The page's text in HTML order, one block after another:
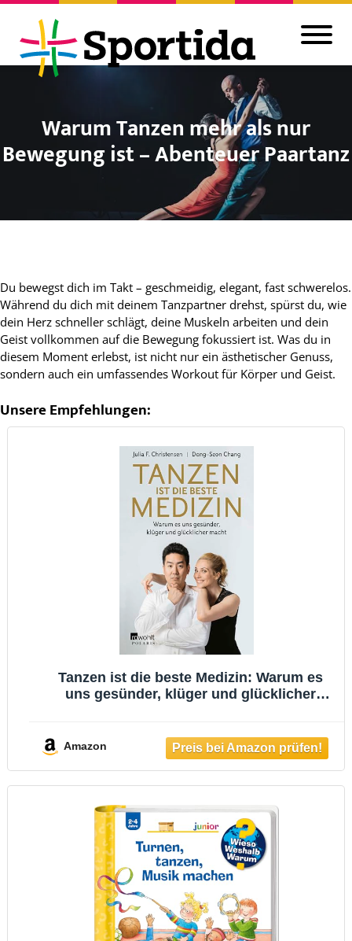
Warum Tanzen mehr als nur
Bewegung ist – Abenteuer Paartanz
Du bewegst dich im Takt – geschmeidig, elegant, fast schwerelos.
Während du dich mit deinem Tanzpartner drehst, spürst du, wie
dein Herz schneller schlägt, deine Muskeln arbeiten und dein
Geist vollkommen auf die Bewegung fokussiert ist. Was du in
diesem Moment erlebst, ist nicht nur ein ästhetischer Genuss,
sondern auch ein umfassendes Workout für Körper und Geist.
Unsere Empfehlungen:
Tanzen ist die beste Medizin: Warum es
uns gesünder, klüger und glücklicher
Amazon